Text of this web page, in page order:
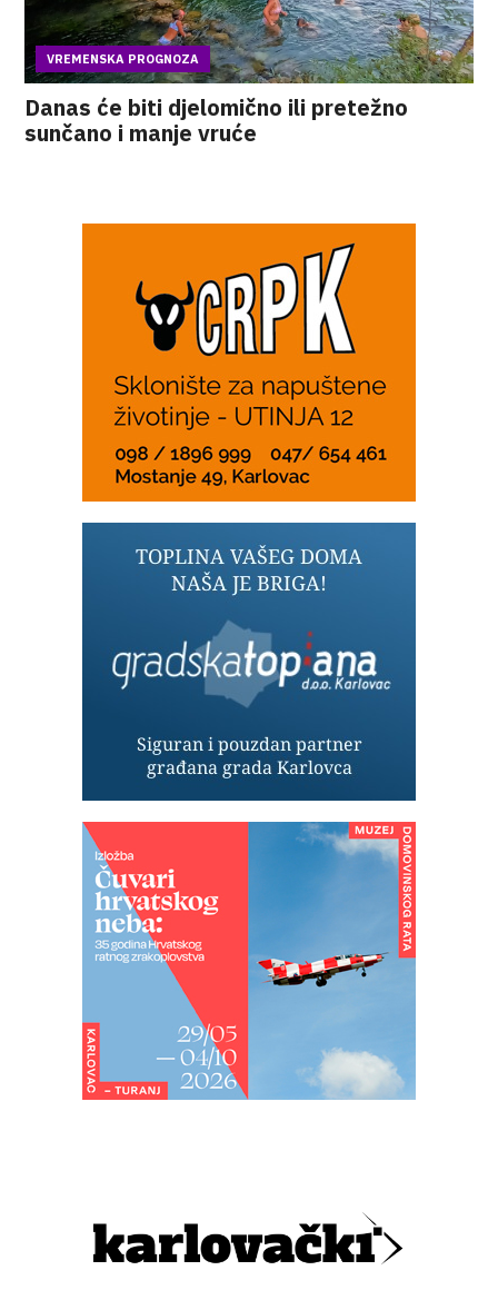
VREMENSKA PROGNOZA
Danas će biti djelomično ili pretežno
sunčano i manje vruće